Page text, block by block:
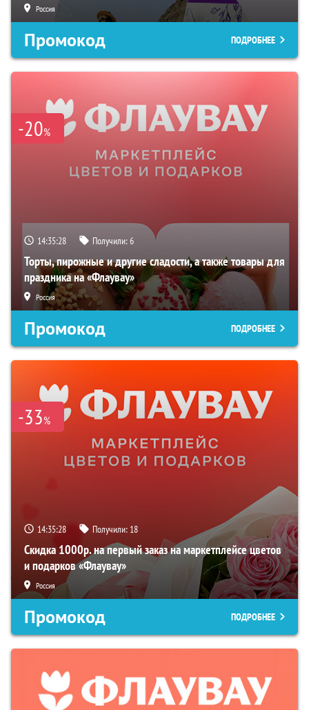
Россия
Промокод ПОДРОБНЕЕ
-20%
14:35:27 Получили:6
Торты, пирожные и другие сладости, а также товары для
праздника на «Флаувау»
Россия
Промокод ПОДРОБНЕЕ
-33%
14:35:27 Получили: 18
Скидка 1000р. на первый заказ на маркетплейсе цветов
и подарков «Флаувау»
Россия
Промокод ПОДРОБНЕЕ